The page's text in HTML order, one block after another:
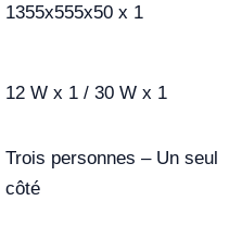
1355x555x50 x 1
12 W x 1 / 30 W x 1
Trois personnes – Un seul
côté